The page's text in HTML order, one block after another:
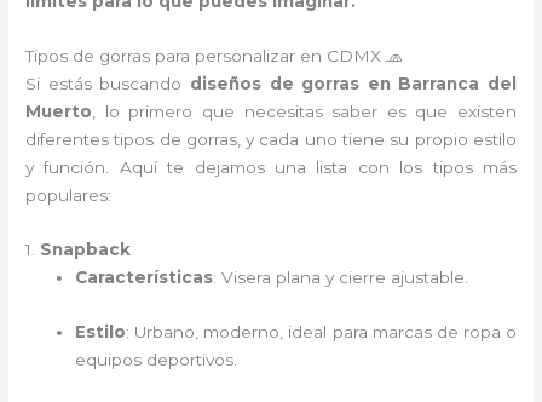
Tipos de gorras para personalizar en CDMX 🧢
Si estás buscando diseños de gorras en Barranca del
Muerto , lo primero que necesitas saber es que existen
diferentes tipos de gorras, y cada uno tiene su propio estilo
y función. Aquí te dejamos una lista con los tipos más
populares:
1. Snapback
Características: Visera plana y cierre ajustable.
Estilo: Urbano, moderno, ideal para marcas de ropa o
equipos deportivos.